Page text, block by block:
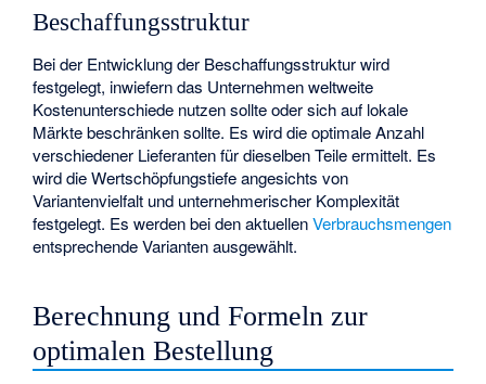
Beschaffungsstruktur
Bei der Entwicklung der Beschaffungsstruktur wird
festgelegt, inwiefern das Unternehmen weltweite
Kostenunterschiede nutzen sollte oder sich auf lokale
Märkte beschränken sollte. Es wird die optimale Anzahl
verschiedener Lieferanten für dieselben Teile ermittelt. Es
wird dieWertschöpfungstiefeangesichts von
Variantenvielfalt und unternehmerischer Komplexität
festgelegt. Es werden bei den aktuellenVerbrauchsmengen
entsprechende Varianten ausgewählt.
Berechnung und Formeln zur
optimalen Bestellung